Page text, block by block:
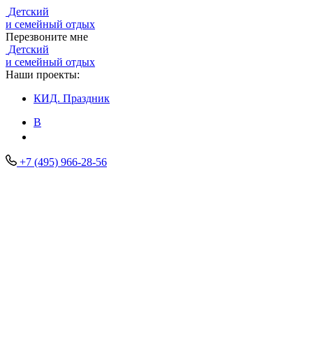
Детский
и семейный отдых
Перезвоните мне
Детский
и семейный отдых
Наши проекты:
КИД. Праздник
В
+7 (495) 966-28-56